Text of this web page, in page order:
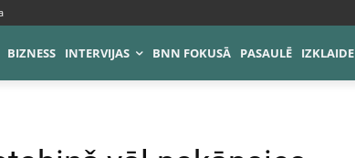
BIZNESS INTERVIJAS BNN FOKUSĀ PASAULĒ IZKLAIDE